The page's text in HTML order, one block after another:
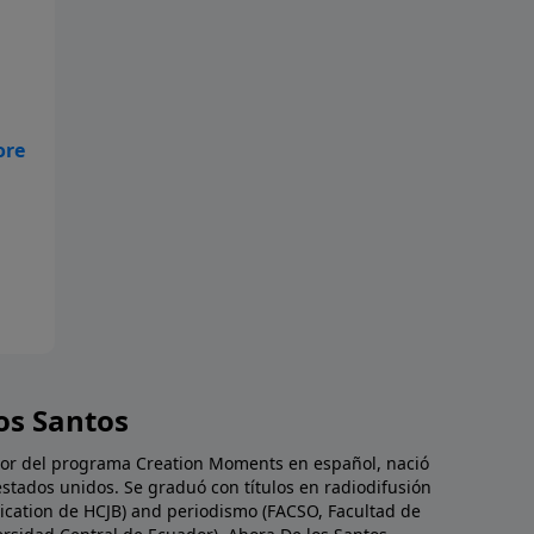
y
Santos
del programa Creation Moments en español, nació
unidos. Se graduó con títulos en radiodifusión
de HCJB) and periodismo (FACSO, Facultad de